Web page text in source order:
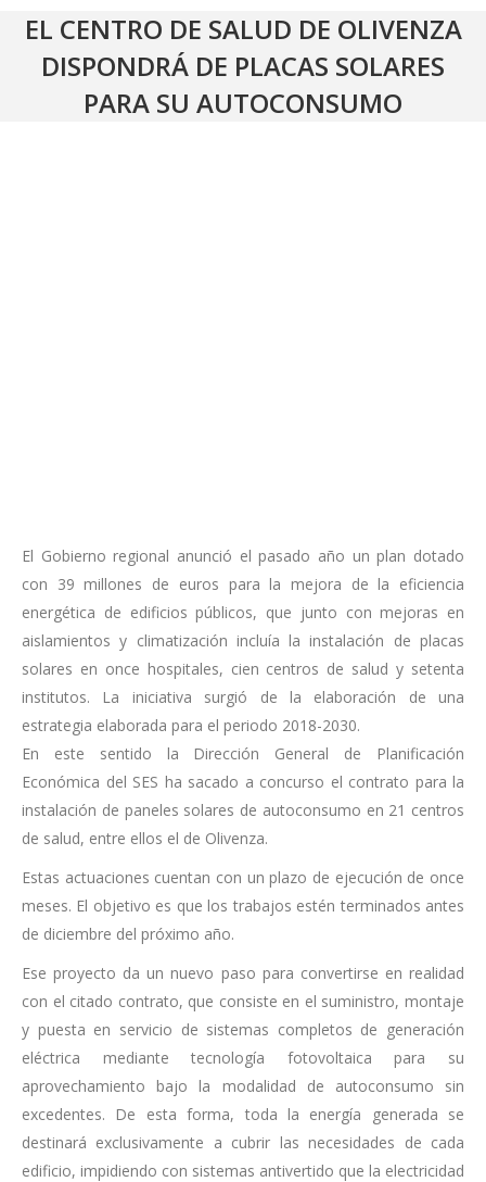
EL CENTRO DE SALUD DE OLIVENZA
DISPONDRÁ DE PLACAS SOLARES
PARA SU AUTOCONSUMO
El Gobierno regional anunció el pasado año un plan dotado
con 39 millones de euros para la mejora de la eficiencia
energética de edificios públicos, que junto con mejoras en
aislamientos y climatización incluía la instalación de placas
solares en once hospitales, cien centros de salud y setenta
institutos. La iniciativa surgió de la elaboración de una
estrategia elaborada para el periodo 2018-2030.
En este sentido la Dirección General de Planificación
Económica del SES ha sacado a concurso el contrato para la
instalación de paneles solares de autoconsumo en 21 centros
de salud, entre ellos el de Olivenza.
Estas actuaciones cuentan con un plazo de ejecución de once
meses. El objetivo es que los trabajos estén terminados antes
de diciembre del próximo año.
Ese proyecto da un nuevo paso para convertirse en realidad
con el citado contrato, que consiste en el suministro, montaje
y puesta en servicio de sistemas completos de generación
eléctrica mediante tecnología fotovoltaica para su
aprovechamiento bajo la modalidad de autoconsumo sin
excedentes. De esta forma, toda la energía generada se
destinará exclusivamente a cubrir las necesidades de cada
edificio, impidiendo con sistemas antivertido que la electricidad